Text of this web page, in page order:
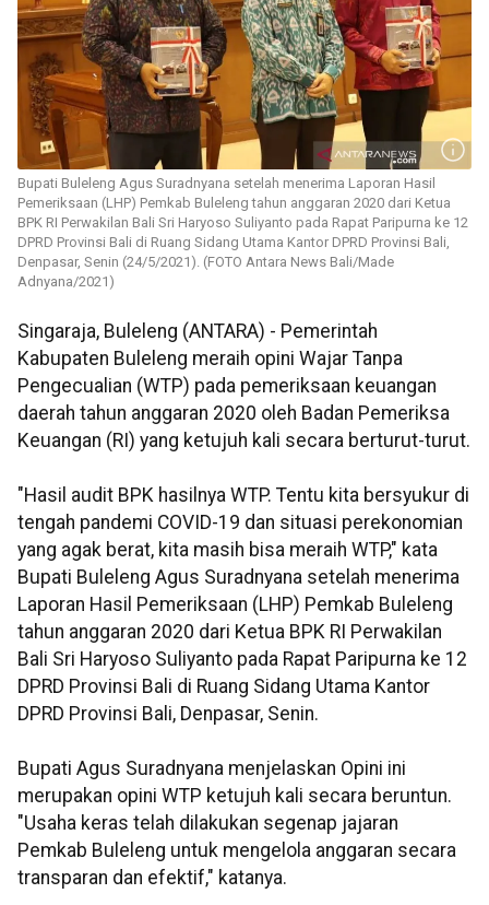
Bupati Buleleng Agus Suradnyana setelah menerima Laporan Hasil
Pemeriksaan (LHP) Pemkab Buleleng tahun anggaran 2020 dari Ketua
BPK RI Perwakilan Bali Sri Haryoso Suliyanto pada Rapat Paripurna ke 12
DPRD Provinsi Bali di Ruang Sidang Utama Kantor DPRD Provinsi Bali,
Denpasar, Senin (24/5/2021). (FOTO Antara News Bali/Made
Adnyana/2021)
Singaraja, Buleleng (ANTARA) - Pemerintah
Kabupaten Buleleng meraih opini Wajar Tanpa
Pengecualian (WTP) pada pemeriksaan keuangan
daerah tahun anggaran 2020 oleh Badan Pemeriksa
Keuangan (RI) yang ketujuh kali secara berturut-turut.
"Hasil audit BPK hasilnya WTP. Tentu kita bersyukur di
tengah pandemi COVID-19 dan situasi perekonomian
yang agak berat, kita masih bisa meraih WTP," kata
Bupati Buleleng Agus Suradnyana setelah menerima
Laporan Hasil Pemeriksaan (LHP) Pemkab Buleleng
tahun anggaran 2020 dari Ketua BPK RI Perwakilan
Bali Sri Haryoso Suliyanto pada Rapat Paripurna ke 12
DPRD Provinsi Bali di Ruang Sidang Utama Kantor
DPRD Provinsi Bali, Denpasar, Senin.
Bupati Agus Suradnyana menjelaskan Opini ini
merupakan opini WTP ketujuh kali secara beruntun.
"Usaha keras telah dilakukan segenap jajaran
Pemkab Buleleng untuk mengelola anggaran secara
transparan dan efektif," katanya.